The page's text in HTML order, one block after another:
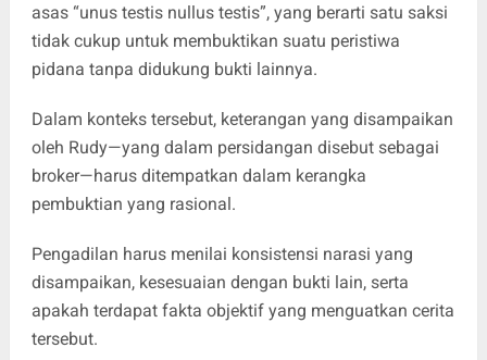
asas “unus testis nullus testis”, yang berarti satu saksi
tidak cukup untuk membuktikan suatu peristiwa
pidana tanpa didukung bukti lainnya.
Dalam konteks tersebut, keterangan yang disampaikan
oleh Rudy—yang dalam persidangan disebut sebagai
broker—harus ditempatkan dalam kerangka
pembuktian yang rasional.
Pengadilan harus menilai konsistensi narasi yang
disampaikan, kesesuaian dengan bukti lain, serta
apakah terdapat fakta objektif yang menguatkan cerita
tersebut.